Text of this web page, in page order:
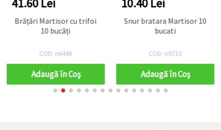
Brățări Martisor cu trifoi
10 bucăți
COD: n6448
Adaugă în Coş
Snur bratara Martisor 10
bucati
COD: n9710
Adaugă în Coş